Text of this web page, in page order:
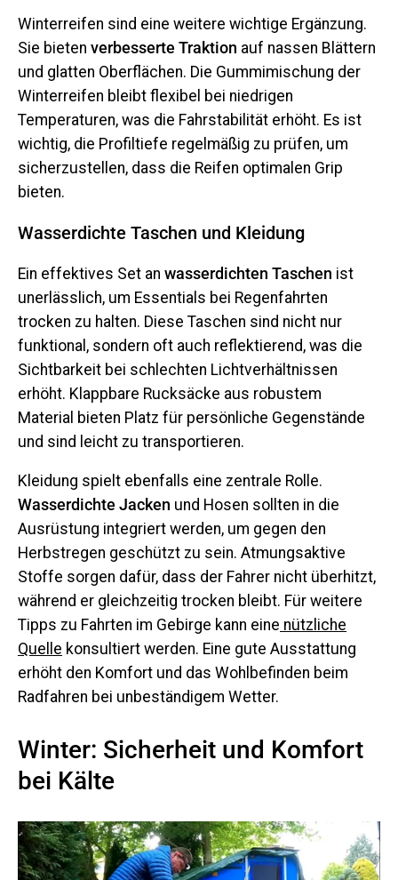
Winterreifen sind eine weitere wichtige Ergänzung.
Sie bieten verbesserte Traktion auf nassen Blättern
und glatten Oberflächen. Die Gummimischung der
Winterreifen bleibt flexibel bei niedrigen
Temperaturen, was die Fahrstabilität erhöht. Es ist
wichtig, die Profiltiefe regelmäßig zu prüfen, um
sicherzustellen, dass die Reifen optimalen Grip
bieten.
Wasserdichte Taschen und Kleidung
Ein effektives Set an wasserdichten Taschen ist
unerlässlich, um Essentials bei Regenfahrten
trocken zu halten. Diese Taschen sind nicht nur
funktional, sondern oft auch reflektierend, was die
Sichtbarkeit bei schlechten Lichtverhältnissen
erhöht. Klappbare Rucksäcke aus robustem
Material bieten Platz für persönliche Gegenstände
und sind leicht zu transportieren.
Kleidung spielt ebenfalls eine zentrale Rolle.
Wasserdichte Jacken und Hosen sollten in die
Ausrüstung integriert werden, um gegen den
Herbstregen geschützt zu sein. Atmungsaktive
Stoffe sorgen dafür, dass der Fahrer nicht überhitzt,
während er gleichzeitig trocken bleibt. Für weitere
Tipps zu Fahrten im Gebirge kann eine nützliche
Quelle konsultiert werden. Eine gute Ausstattung
erhöht den Komfort und das Wohlbefinden beim
Radfahren bei unbeständigem Wetter.
Winter: Sicherheit und Komfort
bei Kälte